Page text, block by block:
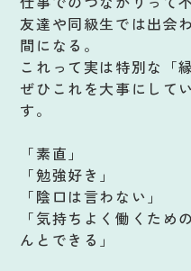
友達や同級生では出会
間になる。
これって実は特別な「
ぜひこれを大事にして
す。
「素直」
「勉強好き」
「陰口は言わない」
「気持ちよく働くため
んとできる」